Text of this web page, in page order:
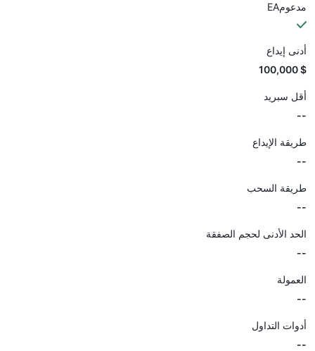
مدعومEA
أدنى إيداع
$ 100,000
أقل سبريد
--
طريقة الإيداع
--
طريقة السحب
--
الحد الأدنى لحجم الصفقة
--
العمولة
--
أدوات التداول
--